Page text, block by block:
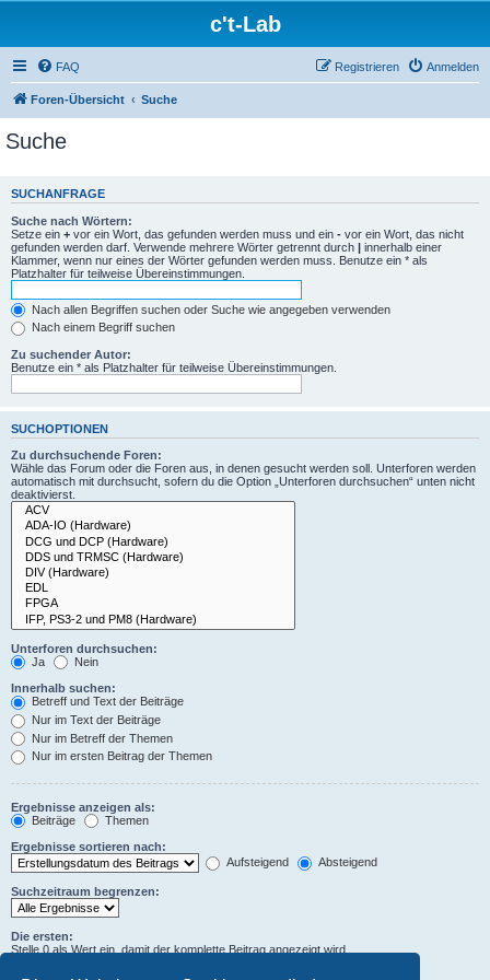
c't-Lab
FAQ Anmelden
Registrieren
Foren-Übersicht Suche
Suche
SUCHANFRAGE
Suche nach Wörtern:
Setze ein + vor ein Wort, das gefunden werden muss und ein - vor ein Wort, das nicht
gefunden werden darf. Verwende mehrere Wörter getrennt durch | innerhalb einer
Klammer, wenn nur eines der Wörter gefunden werden muss. Benutze ein * als
Platzhalter für teilweise Übereinstimmungen.
Nach allen Begriffen suchen oder Suche wie angegeben verwenden
Nach einem Begriff suchen
Zu suchender Autor:
Benutze ein * als Platzhalter für teilweise Übereinstimmungen.
SUCHOPTIONEN
Zu durchsuchende Foren:
Wähle das Forum oder die Foren aus, in denen gesucht werden soll. Unterforen werden
automatisch mit durchsucht, sofern du die Option „Unterforen durchsuchen“ unten nicht
deaktivierst.
Unterforen durchsuchen:
Ja
Nein
Innerhalb suchen:
Betreff und Text der Beiträge
Nur im Text der Beiträge
Nur im Betreff der Themen
Nur im ersten Beitrag der Themen
Ergebnisse anzeigen als:
Beiträge
Themen
Ergebnisse sortieren nach:
Aufsteigend
Absteigend
Suchzeitraum begrenzen:
Die ersten:
Stelle 0 als Wert ein, damit der komplette Beitrag angezeigt wird.